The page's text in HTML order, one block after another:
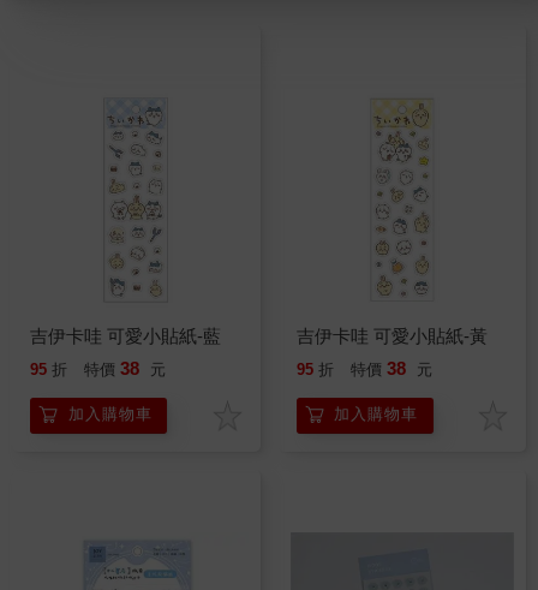
吉伊卡哇 可愛小貼紙-藍
95 折 特價 38 元
加入購物車
吉伊卡哇 可愛小貼紙-黃
95 折 特價 38 元
加入購物車